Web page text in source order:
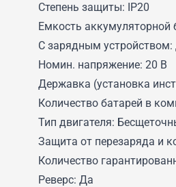
Степень защиты: IP20
Емкость аккумуляторной
С зарядным устройством:
Номин. напряжение: 20 В
Державка (установка
Количество батарей в
Тип двигателя:
Защита от перезаряда и
Количество
Реверс: Да